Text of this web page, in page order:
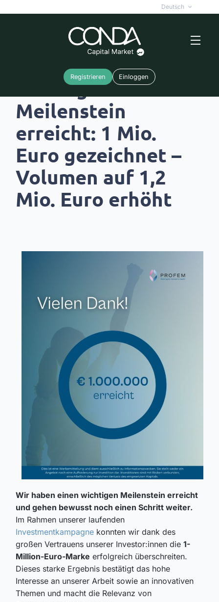
Deutsch
Registrieren Einloggen
Wichtiger
Meilenstein
erreicht: 1 Mio.
Euro gezeichnet –
Volumen auf 1,2
Mio. Euro erhöht
Wir haben einen wichtigen Meilenstein erreicht
und gehen bewusst noch einen Schritt weiter.
Im Rahmen unserer laufenden
Investmentkampagne konnten wir dank des
großen Vertrauens unserer Investor:innen die 1-
Million-Euro-Marke erfolgreich überschreiten.
Dieses starke Ergebnis bestätigt das hohe
Interesse an unserer Arbeit sowie an innovativen
Themen und macht die Relevanz von